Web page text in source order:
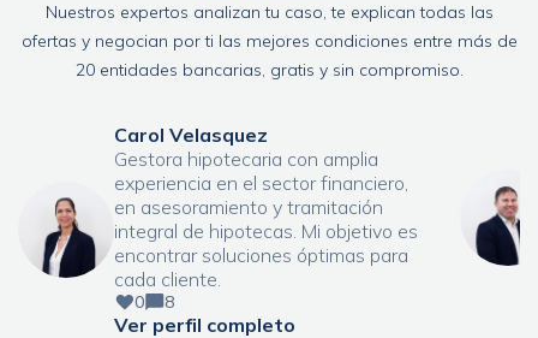
Nuestros expertos analizan tu caso, te explican todas las
ofertas y negocian por ti las mejores condiciones entre más de
20 entidades bancarias, gratis y sin compromiso.
Carol Velasquez
Gestora hipotecaria con amplia
experiencia en el sector financiero,
en asesoramiento y tramitación
integral de hipotecas. Mi objetivo es
encontrar soluciones óptimas para
cada cliente.
0 8
Ver perfil completo